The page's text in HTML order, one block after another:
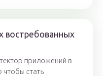
востребованных
приложений в
чтобы стать